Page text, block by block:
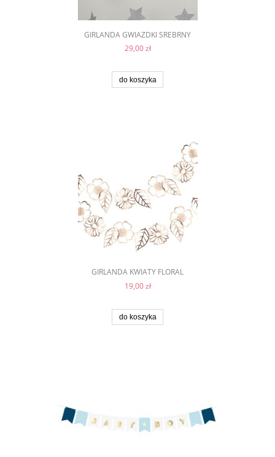
GIRLANDA GWIAZDKI SREBRNY
29,00 zł
do koszyka
GIRLANDA KWIATY FLORAL
19,00 zł
do koszyka